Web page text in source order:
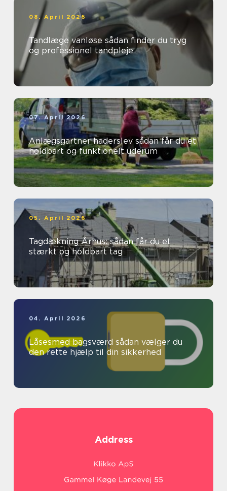
08. April 2026
Tandlæge vanløse sådan finder du tryg
og professionel tandpleje
07. April 2026
Anlægsgartner haderslev sådan får du et
holdbart og funktionelt uderum
05. April 2026
Tagdækning Århus: sådan får du et
stærkt og holdbart tag
04. April 2026
Låsesmed bagsværd sådan vælger du
den rette hjælp til din sikkerhed
Address